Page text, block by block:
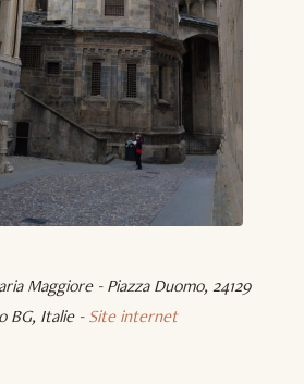
Maggiore - Piazza Duomo, 24129
BG, Italie -Site internet